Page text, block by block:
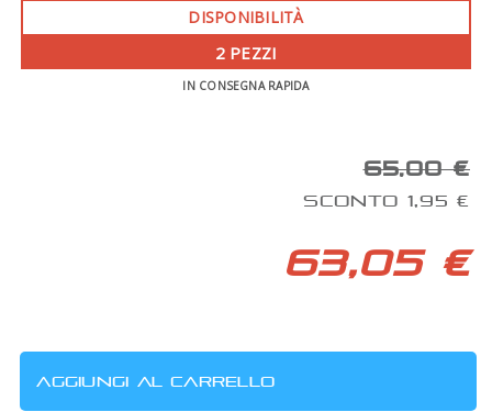
DISPONIBILITÀ
2 PEZZI
IN CONSEGNA RAPIDA
65,00 €
SCONTO 1,95 €
63,05 €